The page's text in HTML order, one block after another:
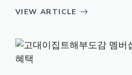
VIEW ARTICLE